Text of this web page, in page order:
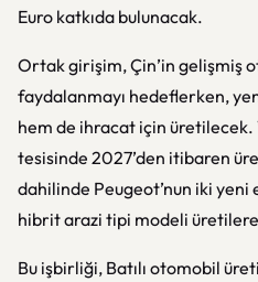
Euro katkıda bulunacak.
Ortak girişim, Çin’in gelişmiş
faydalanmayı hedeflerken,
hem de ihracat için üretilecek.
tesisinde 2027’den itibaren
dahilinde Peugeot’nun iki yeni
hibrit arazi tipi modeli
Bu işbirliği, Batılı otomobil